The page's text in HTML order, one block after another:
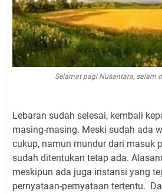
Selamat pagi Nusantara, salam
Lebaran sudah selesai, kembali
masing-masing. Meski sudah ada
cukup, namun mundur dari masuk
sudah ditentukan tetap ada.
meskipun ada juga instansi yang
pernyataan-pernyataan tertentu.